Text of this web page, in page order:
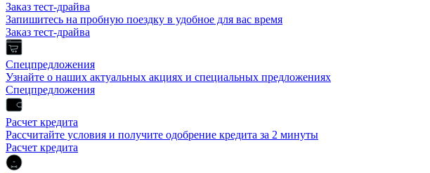
Заказ тест-драйва
Запишитесь на пробную поездку в удобное для вас время
Заказ тест-драйва
Спецпредложения
Узнайте о наших актуальных акциях и специальных предложениях
Спецпредложения
Расчет кредита
Рассчитайте условия и получите одобрение кредита за 2 минуты
Расчет кредита